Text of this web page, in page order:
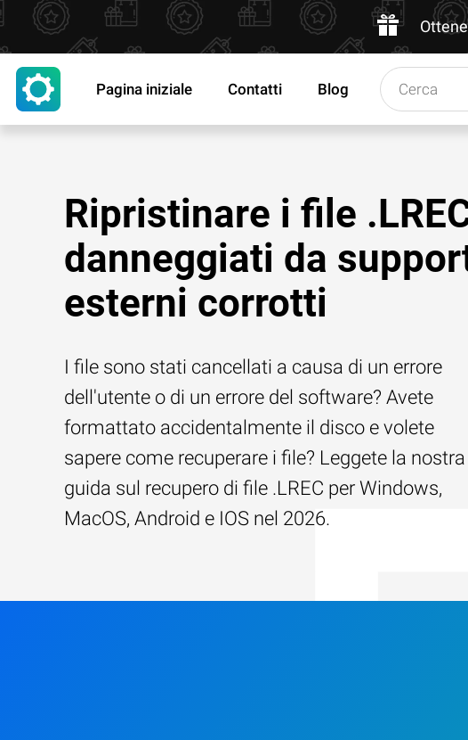
Pagina iniziale Contatti Blog
Ripristinare i file
danneggiati da
esterni corrotti
I file sono stati cancellati a causa di un errore
dell'utente o di un errore del software? Avete
formattato accidentalmente il disco e volete
sapere come recuperare i file? Leggete la nostra
guida sul recupero di file .LREC per Windows,
MacOS, Android e IOS nel 2026.